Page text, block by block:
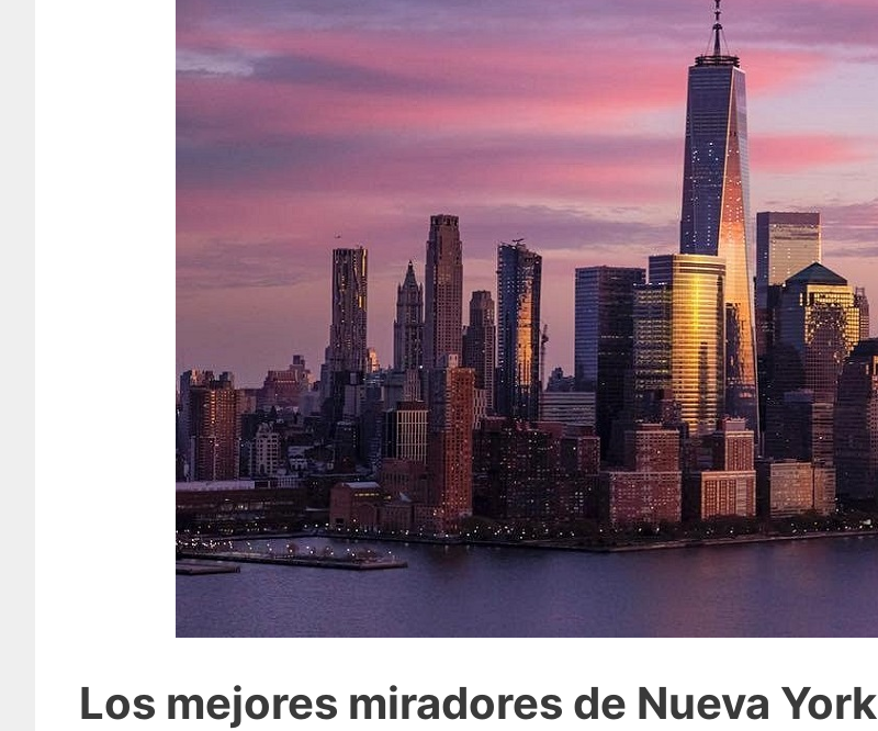
Los mejores miradores de Nueva York